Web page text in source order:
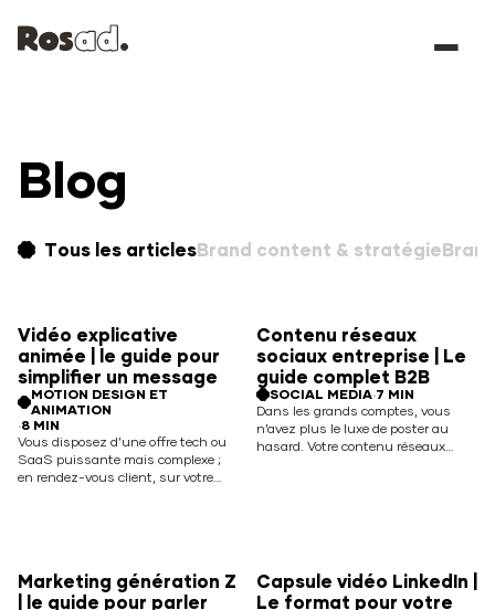
Blog
Tous es articl esBrand content & stratégieBran
Vidéo explicative
animée | le guide pour
simplifier un message
MOTION DESIGN ET
ANIMATION
·8 MIN
Vous disposez d’une offre tech ou
SaaS puissante mais complexe ;
en rendez-vous client, sur votre
sujet technique en récit fluide et
mémorisable qui démontre… Read
Contenu réseaux
sociaux entreprise | Le
guide complet B2B
SOCIAL MEDIA·7 MIN
Dans les grands comptes, vous
n’avez plus le luxe de poster au
hasard. Votre contenu réseaux
Read More
Marketing génération Z
| le guide pour parler
Capsule vidéo LinkedIn |
Le format pour votre